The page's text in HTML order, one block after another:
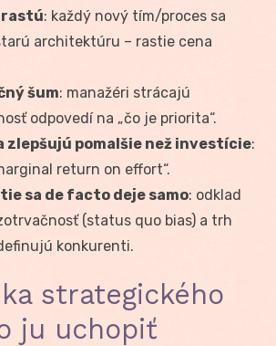
: každý nový tím/proces sa
architektúru – rastie cena
šum: manažéri strácajú
odpovedí na „čo je priorita“.
zlepšujú pomalšie než investície:
return on effort“.
sa de facto deje samo: odklad
(status quo bias) a trh
konkurenti.
strategického
ju uchopiť